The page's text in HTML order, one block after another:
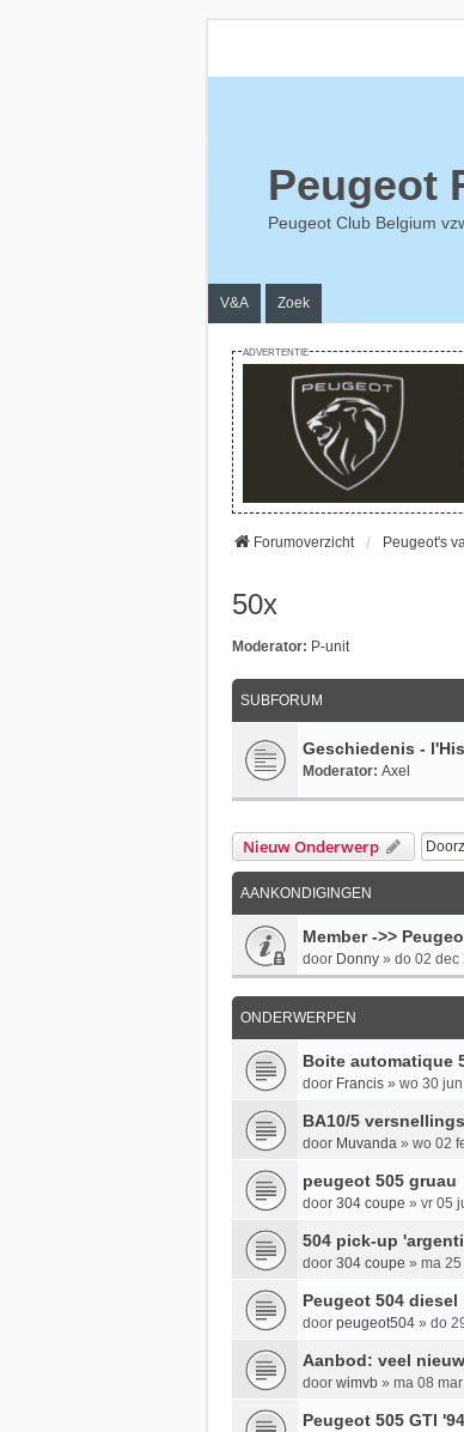
Peugeot
Peugeot Club Belgium
V&A Zoek
ADVERTENTIE
Forumoverzicht Peugeot's
50x
Moderator: P-unit
SUBFORUM
Geschiedenis -
Moderator: Axel
Nieuw Onderwerp
AANKONDIGINGEN
Member ->>
door Donny » do 02 dec
ONDERWERPEN
Boite automatique
door Francis » wo 30
BA10/5
door Muvanda » wo 02
peugeot 505 gruau
door 304 coupe » vr 05
504 pick-up
door 304 coupe » ma
Peugeot 504
door peugeot504 » do
Aanbod: veel
door wimvb » ma 08
Peugeot 505 GTI